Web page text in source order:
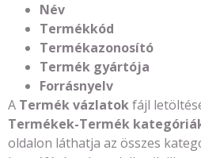
Név
Termékkód
Termékazonosító
Termék gyártója
Forrásnyelv
A Termék vázlatokfájl
Termékek-Termék
oldalon láthatja az összes